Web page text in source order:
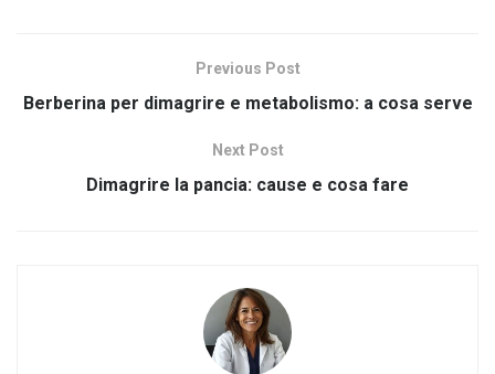
Previous Post
Berberina per dimagrire e metabolismo: a cosa serve
Next Post
Dimagrire la pancia: cause e cosa fare